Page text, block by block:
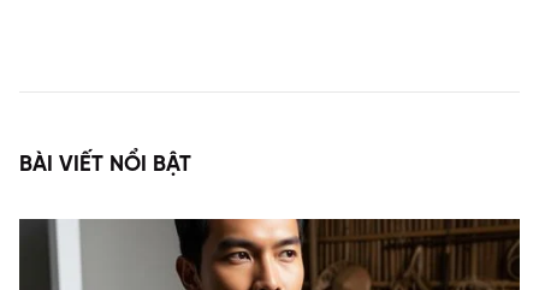
BÀI VIẾT NỔI BẬT